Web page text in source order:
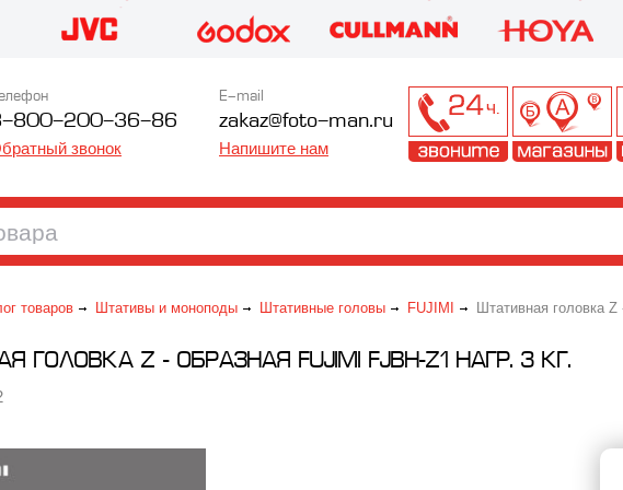
800-200-36-86
звонок
E-mail
zakaz@foto-man.ru
Напишите нам
товаров Штативы и моноподы Штативные головы FUJIMI Штативная головка Z
ГОЛОВКА Z - ОБРАЗНАЯ FUJIMI FJBH-Z1 НАГР. 3 КГ.